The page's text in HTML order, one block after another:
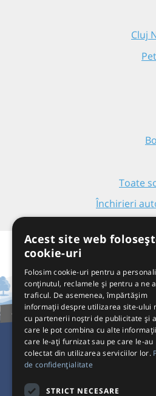
Cluj
Toate
Închirieri
Pentru
Pentru
Acest site web
cookie-uri
Folosim cookie-uri pentru a
conținutul, reclamele și pentru a ne
traficul. De asemenea, împărtășim
informații despre utilizarea site-ului
cu partenerii noștri de publicitate și
care le pot combina cu alte
care le-ați furnizat sau pe care le-au
colectat din utilizarea serviciilor lor.
de confidențialitate
STRICT NECESARE